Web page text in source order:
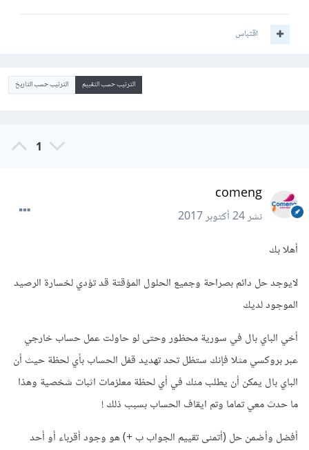
اقتباس
الترتيب حسب التقييم الترتيب حسب التاريخ
1
comeng
نشر24 أكتوبر 2017
أهلا بك
لايوجد حل دائم بصراحة وجميع الحلول المؤقتة قد تؤدي لخسارة الرصيد
الموجود لديك
أخي الباي بال في سورية محظور وحتى لو حاولت عمل حساب خارجي
عبر بروكسي مثلا فإنك ستظل تحد تهديد قفل الحساب بأي لحظة حيث أن
الباي بال يمكن أن يطلب منك في أي لحظة معلزمات اثبات شخصية وهذا
ما حدث معي تماما وتم ايقاف الحساب بسبب ذلك !
أفضل وأضمن حل (أتمنى تقييم الجواب ب +) هو وجود أقرباء أو أحد